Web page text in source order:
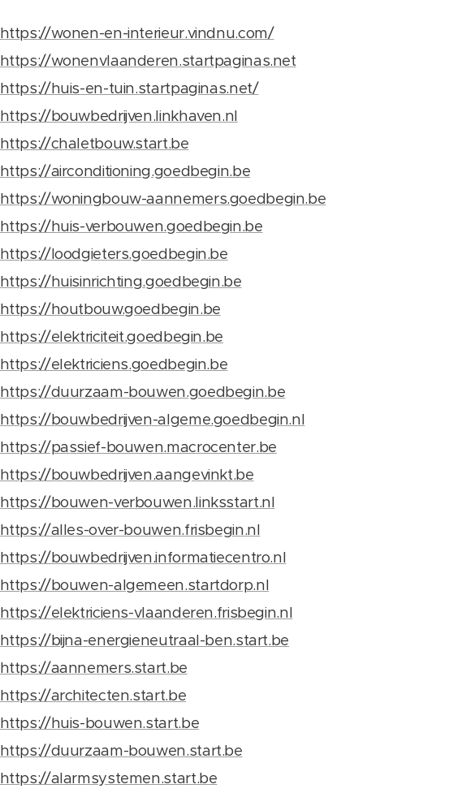
https://wonen-en-interieur.vindnu.com/
https://wonenvlaanderen.startpaginas.net
https://huis-en-tuin.startpaginas.net/
https://bouwbedrijven.linkhaven.nl
https://chaletbouw.start.be
https://airconditioning.goedbegin.be
https://woningbouw-aannemers.goedbegin.be
https://huis-verbouwen.goedbegin.be
https://loodgieters.goedbegin.be
https://huisinrichting.goedbegin.be
https://houtbouw.goedbegin.be
https://elektriciteit.goedbegin.be
https://elektriciens.goedbegin.be
https://duurzaam-bouwen.goedbegin.be
https://bouwbedrijven-algeme.goedbegin.nl
https://passief-bouwen.macrocenter.be
https://bouwbedrijven.aangevinkt.be
https://bouwen-verbouwen.linksstart.nl
https://alles-over-bouwen.frisbegin.nl
https://bouwbedrijven.informatiecentro.nl
https://bouwen-algemeen.startdorp.nl
https://elektriciens-vlaanderen.frisbegin.nl
https://bijna-energieneutraal-ben.start.be
https://aannemers.start.be
https://architecten.start.be
https://huis-bouwen.start.be
https://duurzaam-bouwen.start.be
https://alarmsystemen.start.be